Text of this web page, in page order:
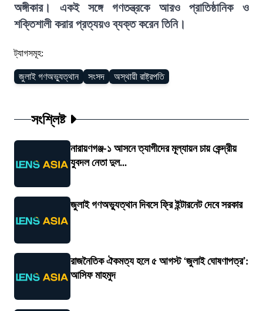
অঙ্গীকার। একই সঙ্গে গণতন্ত্রকে আরও প্রাতিষ্ঠানিক ও
শক্তিশালী করার প্রত্যয়ও ব্যক্ত করেন তিনি।
ট্যাগসমূহ:
জুলাই গণঅভ্যুত্থান সংসদ অস্থায়ী রাষ্ট্রপতি
সংশ্লিষ্ট
নারায়ণগঞ্জ-১ আসনে ত্যাগীদের মূল্যায়ন চায় কেন্দ্রীয়
যুবদল নেতা দুল...
জুলাই গণঅভ্যুত্থান দিবসে ফ্রি ইন্টারনেট দেবে সরকার
রাজনৈতিক ঐকমত্য হলে ৫ আগস্ট ‘জুলাই ঘোষণাপত্র’:
আসিফ মাহমুদ